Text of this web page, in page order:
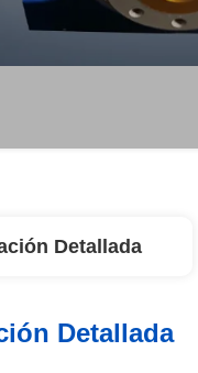
Detallada
Detallada